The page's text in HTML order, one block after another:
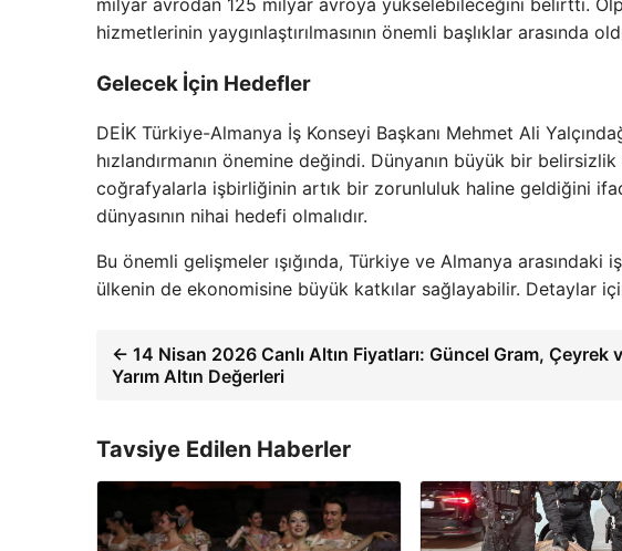
hizmetlerinin yaygınlaştırılmasının önemli başlıklar arasında
Gelecek İçin Hedefler
DEİK Türkiye-Almanya İş Konseyi Başkanı Mehmet Ali
hızlandırmanın önemine değindi. Dünyanın büyük bir
coğrafyalarla işbirliğinin artık bir zorunluluk haline geldiğini
dünyasının nihai hedefi olmalıdır.
Bu önemli gelişmeler ışığında, Türkiye ve Almanya
ülkenin de ekonomisine büyük katkılar sağlayabilir. Detaylar
← 14 Nisan 2026 Canlı Altın Fiyatları: Güncel Gram, Çeyrek
Yarım Altın Değerleri
Tavsiye Edilen Haberler